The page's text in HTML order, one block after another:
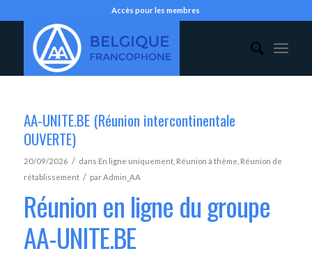
Accès pour les membres
AA-UNITE.BE (Réunion intercontinentale
OUVERTE)
20/09/2026 / dans En ligne uniquement, Réunion à thème Réunion de
rétablissement / parAdmin_AA
Réunion en ligne du groupe
AA-UNITE.BE